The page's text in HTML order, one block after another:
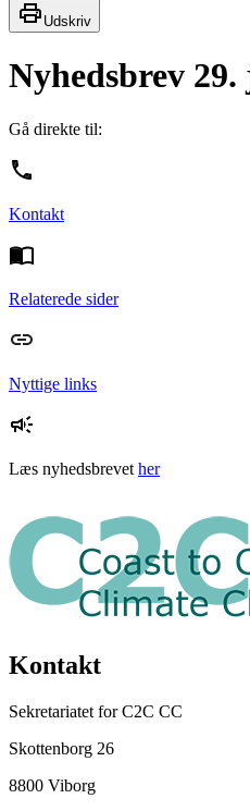
Udskriv
Nyhedsbrev
Gå direkte til:
Kontakt
Relaterede sider
Nyttige links
Læs nyhedsbrevet her
Kontakt
Sekretariatet for C2C CC
Skottenborg 26
8800 Viborg